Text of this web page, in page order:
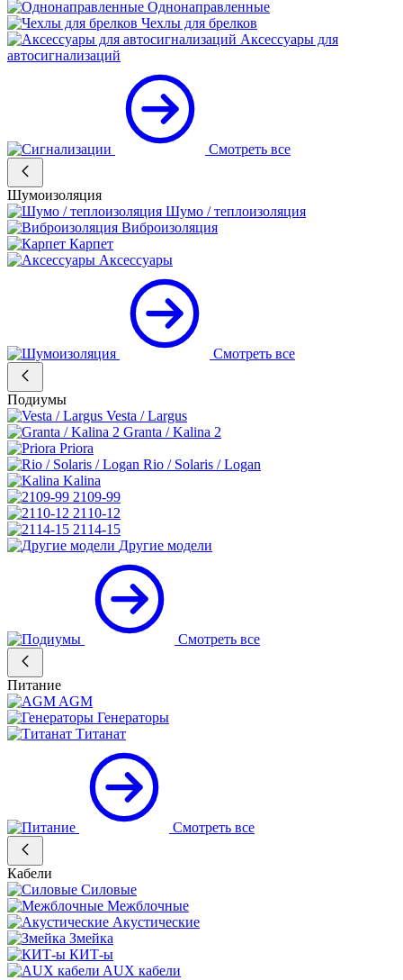
Однонаправленные
Чехлы для брелков
Аксессуары для
автосигнализаций
Смотреть все
Шумоизоляция
Шумо / теплоизоляция
Виброизоляция
Карпет
Аксессуары
Смотреть все
Подиумы
Vesta / Largus
Granta / Kalina 2
Priora
Rio / Solaris / Logan
Kalina
2109-99
2110-12
2114-15
Другие модели
Смотреть все
Питание
AGM
Генераторы
Титанат
Смотреть все
Кабели
Силовые
Межблочные
Акустические
Змейка
КИТ-ы
AUX кабели